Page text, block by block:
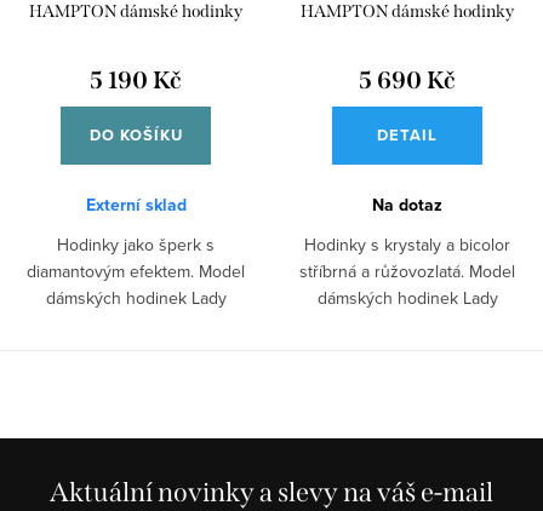
HAMPTON dámské hodinky
5 190 Kč
DO KOŠÍKU
Externí sklad
Hodinky jako šperk s
diamantovým efektem. Model
dámských hodinek Lady
HAMPTON dámské hodinky
5 690 Kč
DETAIL
Na dotaz
Hodinky s krystaly a bicolor
stříbrná a růžovozlatá. Model
dámských hodinek Lady
Aktuální novinky a slevy na váš e-mail